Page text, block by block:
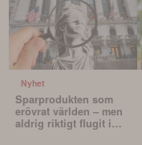
Nyhet
Sparprodukten som
erövrat världen – men
aldrig riktigt flugit i